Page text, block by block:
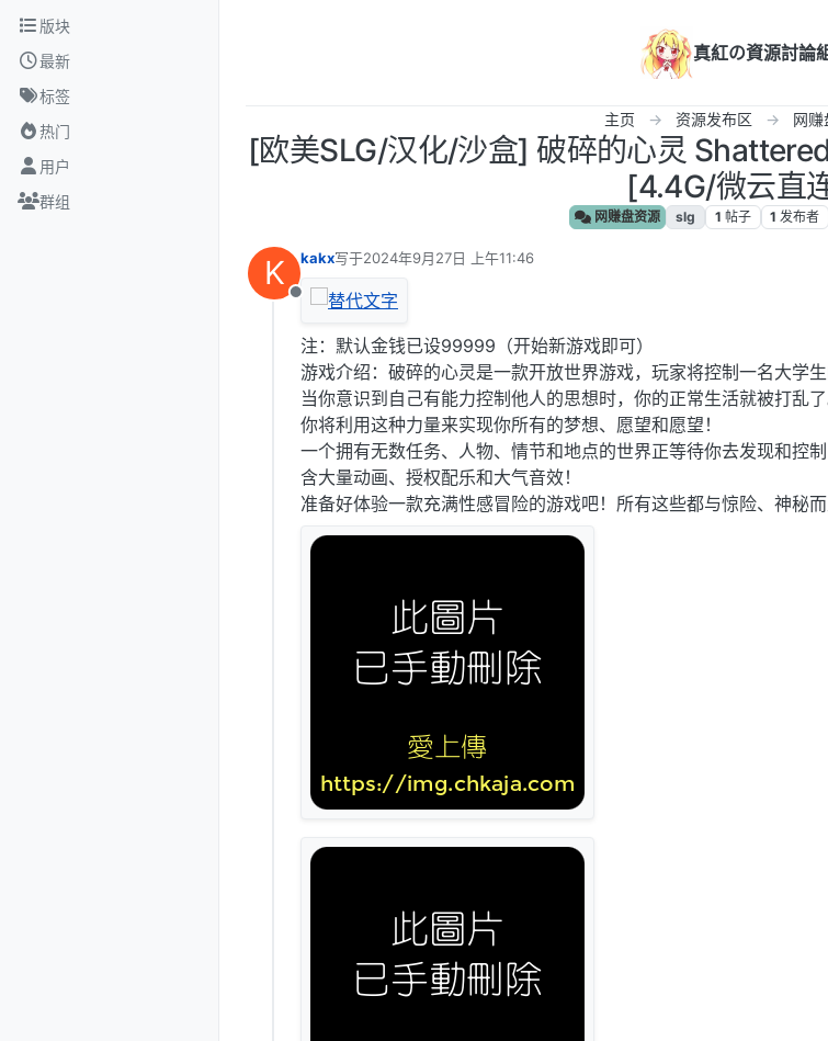
跳转至内容
版块
最新
标签
热门
用户
群组
真紅の資源討論
主页 资源发布区 网
[欧美SLG/汉化/沙盒] 破碎的心灵
[4.4G/微云直
网赚盘资源 slg 1 帖子 1 发布者
K
离线
kakx写于2024年9月27日 上午11:46
最后由 编辑
注：默认金钱已设99999（开始新游戏即可）
游戏介绍：破碎的心灵是一款开放世界游戏，玩家将控制一名大学生
当你意识到自己有能力控制他人的思想时，你的正常生活就被打乱了
你将利用这种力量来实现你所有的梦想、愿望和愿望！
一个拥有无数任务、人物、情节和地点的世界正等待你去发现和控
含大量动画、授权配乐和大气音效！
准备好体验一款充满性感冒险的游戏吧！所有这些都与惊险、神秘而